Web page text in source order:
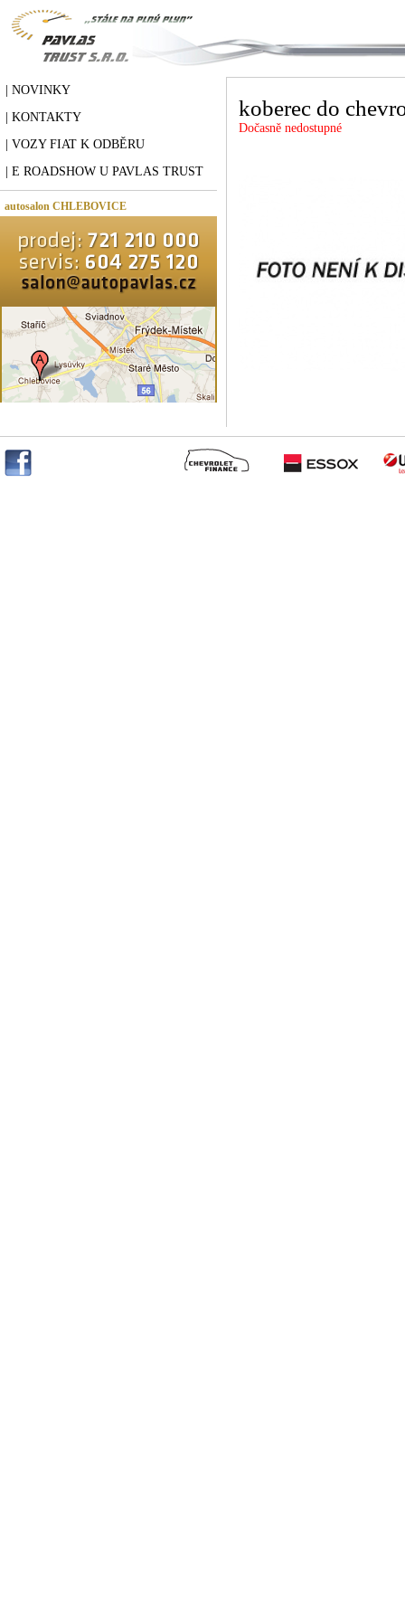
| NOVINKY
| KONTAKTY
| VOZY FIAT K ODBĚRU
| E ROADSHOW U PAVLAS TRUST
autosalon CHLEBOVICE
koberec do
Dočasně nedostupné